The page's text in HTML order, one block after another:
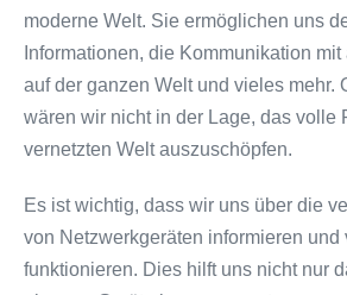
moderne Welt. Sie ermöglichen uns
Informationen, die Kommunikation
auf der ganzen Welt und vieles mehr.
wären wir nicht in der Lage, das volle
vernetzten Welt auszuschöpfen.
Es ist wichtig, dass wir uns über die
von Netzwerkgeräten informieren und
funktionieren. Dies hilft uns nicht nur